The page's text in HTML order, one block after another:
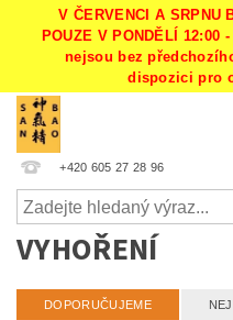
V ČERVENCI A SRPNU
POUZE V PONDĚLÍ 12:00
nejsou bez
dispozici pro
+420 605 27 28 96
VYHOŘENÍ
DOPORUČUJEME